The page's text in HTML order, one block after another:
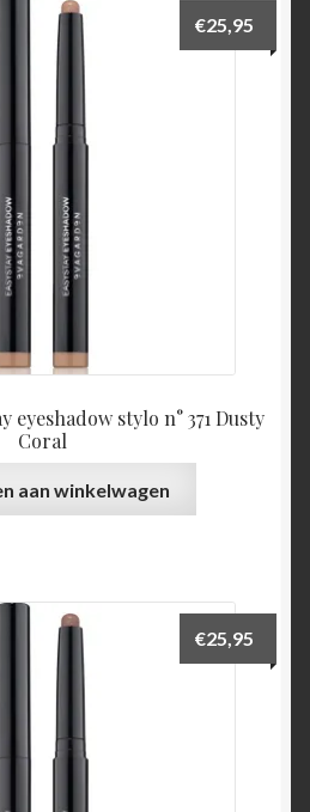
eyeshadow stylo n° 371 Dusty
Coral
€25,95
aan winkelwagen
€25,95